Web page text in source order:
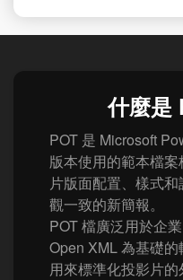
什麼是
POT 是 Microsoft
版本使用的範本檔
片版面配置、樣式
觀一致的新簡報。
POT 檔廣泛用於企
Open XML 為基礎的
用來標準化投影片的